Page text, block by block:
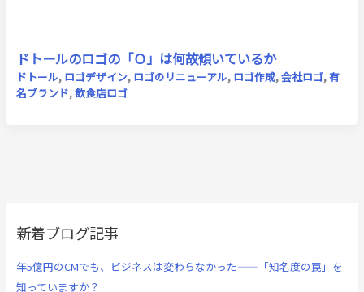
ドトールのロゴの「Ｏ」は何故傾いているか
ドトール, ロゴデザイン, ロゴのリニューアル, ロゴ作成,会社ロゴ,有
名ブランド,飲食店ロゴ
新着ブログ記事
年5億円のCMでも、ビジネスは変わらなかった——「知名度の罠」を
知っていますか？